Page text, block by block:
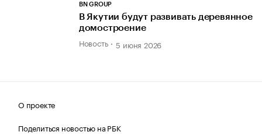
BN GROUP
В Якутии будут развивать деревянное
домостроение
Новость 5 июня 2026
О проекте
Поделиться новостью на РБК